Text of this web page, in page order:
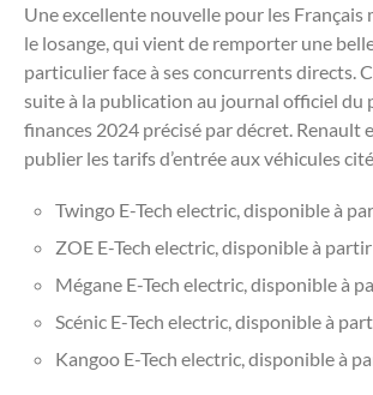
Une excellente nouvelle pour les Français
le losange, qui vient de remporter une
particulier face à ses concurrents directs.
suite à la publication au journal officiel du
finances 2024 précisé par décret. Renault
publier les tarifs d’entrée aux véhicules
Twingo E-Tech electric, disponible à
ZOE E-Tech electric, disponible à
Mégane E-Tech electric, disponible à
Scénic E-Tech electric, disponible à
Kangoo E-Tech electric, disponible à